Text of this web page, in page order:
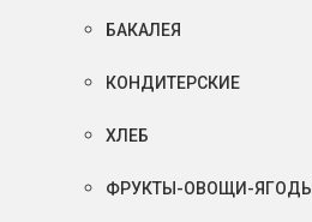
БАКАЛЕЯ
КОНДИТЕРСКИЕ
ХЛЕБ
ФРУКТЫ-ОВОЩИ-ЯГОДЫ